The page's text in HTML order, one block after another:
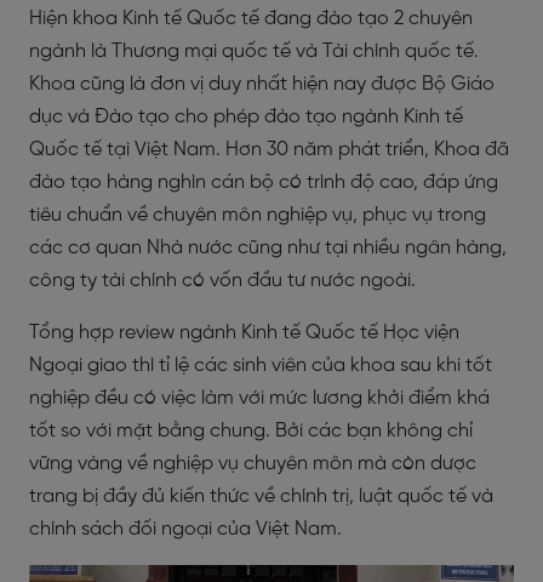
Hiện khoa Kinh tế Quốc tế đang đào tạo 2 chuyên
ngành là Thương mại quốc tế và Tài chính quốc tế.
Khoa cũng là đơn vị duy nhất hiện nay được Bộ Giáo
dục và Đào tạo cho phép đào tạo ngành Kinh tế
Quốc tế tại Việt Nam. Hơn 30 năm phát triển, Khoa đã
đào tạo hàng nghìn cán bộ có trình độ cao, đáp ứng
tiêu chuẩn về chuyên môn nghiệp vụ, phục vụ trong
các cơ quan Nhà nước cũng như tại nhiều ngân hàng,
công ty tài chính có vốn đầu tư nước ngoài.
Tổng hợp review ngành Kinh tế Quốc tế Học viện
Ngoại giao thì tỉ lệ các sinh viên của khoa sau khi tốt
nghiệp đều có việc làm với mức lương khởi điểm khá
tốt so với mặt bằng chung. Bởi các bạn không chỉ
vững vàng về nghiệp vụ chuyên môn mà còn dược
trang bị đầy đủ kiến thức về chính trị, luật quốc tế và
chính sách đối ngoại của Việt Nam.